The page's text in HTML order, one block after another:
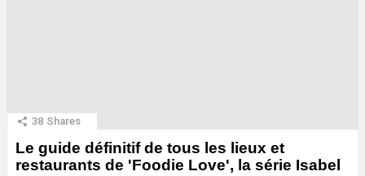
38 Shares
Le guide définitif de tous les lieux et
restaurants de 'Foodie Love', la série Isabel